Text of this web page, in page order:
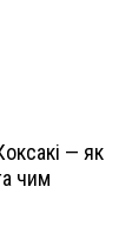
— як
чим